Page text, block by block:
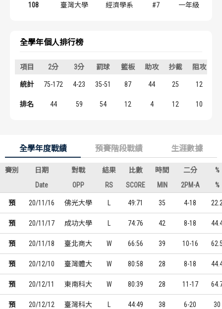
108 臺灣大學 經濟學系 #7 一年級
全學年個人排行榜
項目 2分 3分 罰球 籃板 助攻 抄截 阻攻
統計 75-172 4-23 35-51 87 44 25 12
排名 44 59 54 12 4 12 10
全學年度戰績 預賽階段戰績 生涯數據
賽別 日期 對戰 結果 比數 時間 二分
%
Date
OPP RS SCORE MIN 2PM-A %
預 20/11/16 佛光大學 49:71 35 4-18
預 20/11/17 成功大學 74:76 42 8-18
預 20/11/18 臺北商大 W 66:56 39 10-16
預 20/12/10 臺灣體大 W 80:58 28 8-18
預 20/12/11 東南科大 W 80:39 28 11-17
預 20/12/12 臺灣科大 44:49 38 6-20 30